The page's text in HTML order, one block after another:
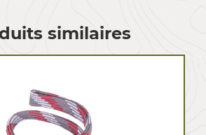
similaires